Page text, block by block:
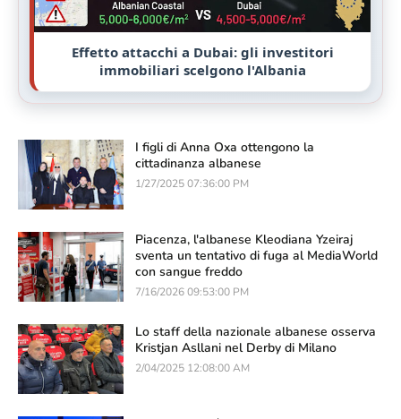
Effetto attacchi a Dubai: gli investitori
immobiliari scelgono l'Albania
I figli di Anna Oxa ottengono la
cittadinanza albanese
1/27/2025 07:36:00 PM
Piacenza, l'albanese Kleodiana Yzeiraj
sventa un tentativo di fuga al MediaWorld
con sangue freddo
7/16/2026 09:53:00 PM
Lo staff della nazionale albanese osserva
Kristjan Asllani nel Derby di Milano
2/04/2025 12:08:00 AM